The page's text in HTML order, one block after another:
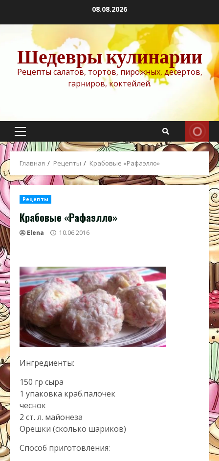
содержимому
08.08.2026
Шедевры кулинарии
Рецепты салатов, тортов, пирожных, десертов,
гарниров, коктейлей.
Основное
меню
Главная Рецепты Крабовые «Рафаэлло»
Рецепты
Крабовые «Рафаэлло»
Elena 10.06.2016
Ингредиенты:
150 гр сыра
1 упаковка краб.палочек
чеснок
2 ст. л. майонеза
Орешки (сколько шариков)
Способ приготовления: